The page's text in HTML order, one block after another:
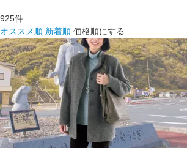
925件
オススメ順 新着順 価格順にする